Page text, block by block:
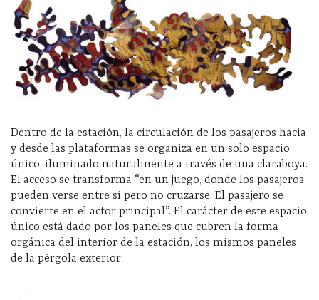
Dentro de la estación, la circulación de los pasajeros hacia
y desde las plataformas se organiza en un solo espacio
único, iluminado naturalmente a través de una claraboya.
El acceso se transforma “en un juego, donde los pasajeros
pueden verse entre sí pero no cruzarse. El pasajero se
convierte en el actor principal”. El carácter de este espacio
único está dado por los paneles que cubren la forma
orgánica del interior de la estación, los mismos paneles
de la pérgola exterior.